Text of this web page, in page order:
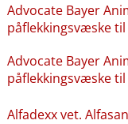
Advocate Bayer
påflekkingsvæske
Advocate Bayer
påflekkingsvæske
Alfadexx vet. Alfasan